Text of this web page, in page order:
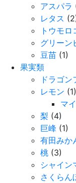
アスパラ
レタス
トウモロ
グリーン
豆苗 (1)
果実類
ドラゴン
レモン (1)
マ
梨 (4)
巨峰 (1)
有田みか
桃 (3)
シャイン
さくらん